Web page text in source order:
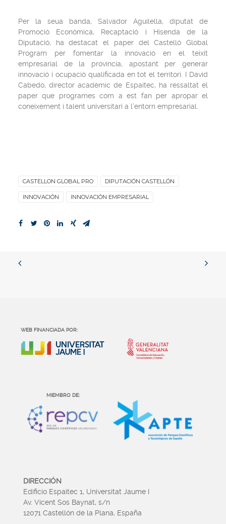
Per la seua banda, Salvador Aguilella, diputat de
Promoció Econòmica, Recaptació i Hisenda de la
Diputació, ha destacat el paper del Castelló Global
Program per fomentar la innovació en el teixit
empresarial de la província, apostant per generar
innovació i ocupació qualificada en tot el territori. I David
Cabedo, director acadèmic de Espaitec, ha ressaltat el
paper que programes com a est fan per apropar el
coneixement i talent universitari a l’entorn empresarial.
CASTELLON GLOBAL PRO DIPUTACIÓN CASTELLÓN
INNOVACIÓN INNOVACIÓN EMPRESARIAL
WEB FINANCIADA POR:
MIEMBRO DE:
DIRECCIÓN
Edificio Espaitec 1, Universitat Jaume I
Av. Vicent Sos Baynat, s/n
12071 Castellón de la Plana, España